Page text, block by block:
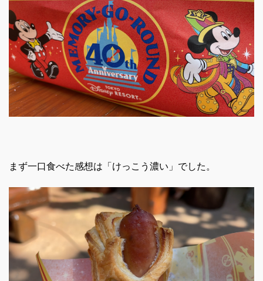
まず一口食べた感想は「けっこう濃い」でした。